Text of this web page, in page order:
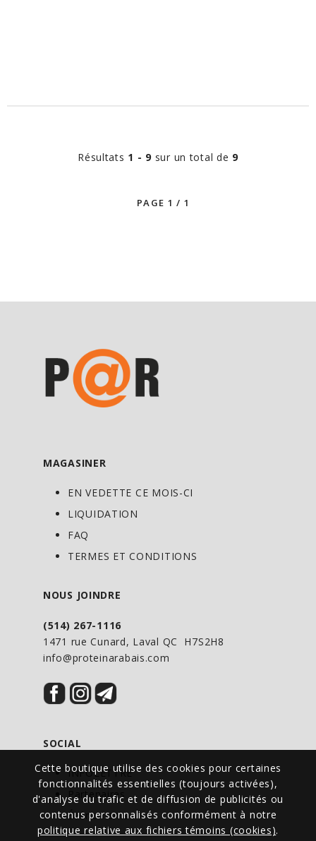
Cette boutique utilise des cookies pour certaines
fonctionnalités essentielles (toujours activées),
d'analyse du trafic et de diffusion de publicités ou
contenus personnalisés conformément à notre
politique relative aux fichiers témoins (cookies).
Résultats 1 - 9 sur un total de 9
MAGASINER
EN VEDETTE CE MOIS-CI
LIQUIDATION
FAQ
TERMES ET CONDITIONS
NOUS JOINDRE
(514) 267-1116
1471 rue Cunard, Laval QC H7S2H8
info@proteinarabais.com
SOCIAL
INFOLETTRE
Partenaires
Événements